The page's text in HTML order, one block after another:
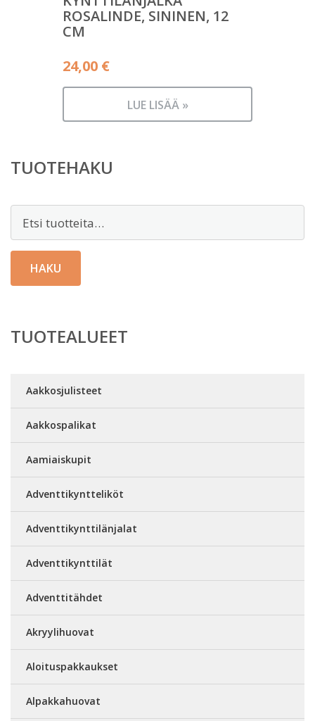
ROSALINDE, SININEN, 12
CM
24,00 €
LUE LISÄÄ »
TUOTEHAKU
HAKU
TUOTEALUEET
Aakkosjulisteet
Aakkospalikat
Aamiaiskupit
Adventtikyntteliköt
Adventtikynttilänjalat
Adventtikynttilät
Adventtitähdet
Akryylihuovat
Aloituspakkaukset
Alpakkahuovat